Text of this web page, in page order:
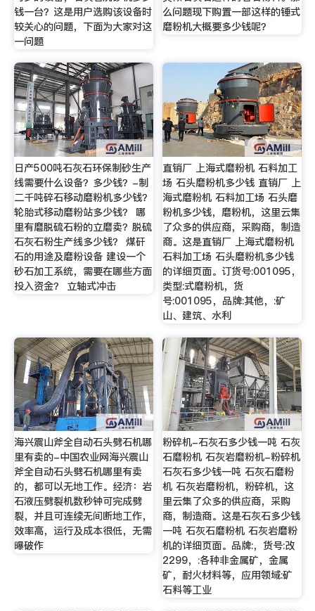
钱一台？这是用户选购该设备时
较关心的问题，下面为大家对这
一问题
么问题现下购置一部这样的锤式
磨粉机大概要多少钱呢？
日产500吨石灰石环保制砂生产
线需要什么设备？多少钱？-制
二千吨碎石移动磨粉机多少钱？
轮胎式移动磨粉站多少钱？ 哪
里有磨脱硫石粉的立磨卖？脱硫
石灰石粉生产线多少钱？ 煤矸
石的用途及磨粉设备 建设一个
砂石加工系统，需要在哪些方面
投入资金？ 立轴式冲击
直销厂 上海式磨粉机 石料加工
场 石头磨粉机多少钱 直销厂 上
海式磨粉机 石料加工场 石头磨
粉机多少钱，磨粉机，这里云集
了众多的供应商，采购商，制造
商。这是直销厂 上海式磨粉机
石料加工场 石头磨粉机多少钱
的详细页面。订货号:001095，
类型:式磨粉机，货
号:001095，品牌:其他，:矿
山、建筑、水利
海兴震山斧全自动石头劈石机哪
里有卖的-中国农业网海兴震山
斧全自动石头劈石机哪里有卖
的，都可以无地工作。经济：岩
石液压劈裂机数秒钟可完成劈
裂，并且可连续无间断地工作，
效率高，运行及成本很低，无需
曝破作
粉碎机-石灰石多少钱一吨 石灰
石磨粉机 石灰岩磨粉机-粉碎机
石灰石多少钱一吨 石灰石磨粉
机 石灰岩磨粉机，粉碎机，这
里云集了众多的供应商，采购
商，制造商。这是石灰石多少钱
一吨 石灰石磨粉机 石灰岩磨粉
机的详细页面。品牌:，货号:改
2299，:各种非金属矿，金属
矿，耐火材料等，应用领域:矿
石料等工业